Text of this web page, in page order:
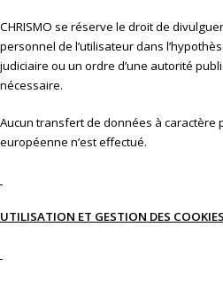
CHRISMO se réserve le droit de
personnel de l’utilisateur dans
judiciaire ou un ordre d’une autorité
nécessaire.
Aucun transfert de données à caractère
européenne n’est effectué.
UTILISATION ET GESTION DES COOKIES